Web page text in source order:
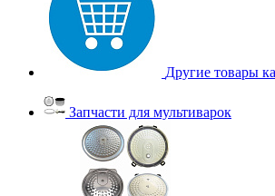
Другие товары
Запчасти для мультиварок